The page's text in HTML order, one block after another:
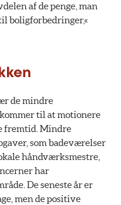
af de penge, man
boligforbedringer,«
de mindre
til at motionere
fremtid. Mindre
som badeværelser
håndværksmestre,
har
De seneste år er
men de positive